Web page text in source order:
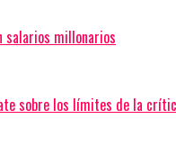
salarios millonarios
sobre los límites de la